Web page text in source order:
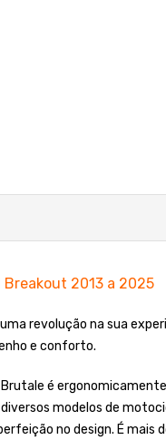
2013 a 2025
uma revolução na sua
e conforto.
é
modelos de
no design. É